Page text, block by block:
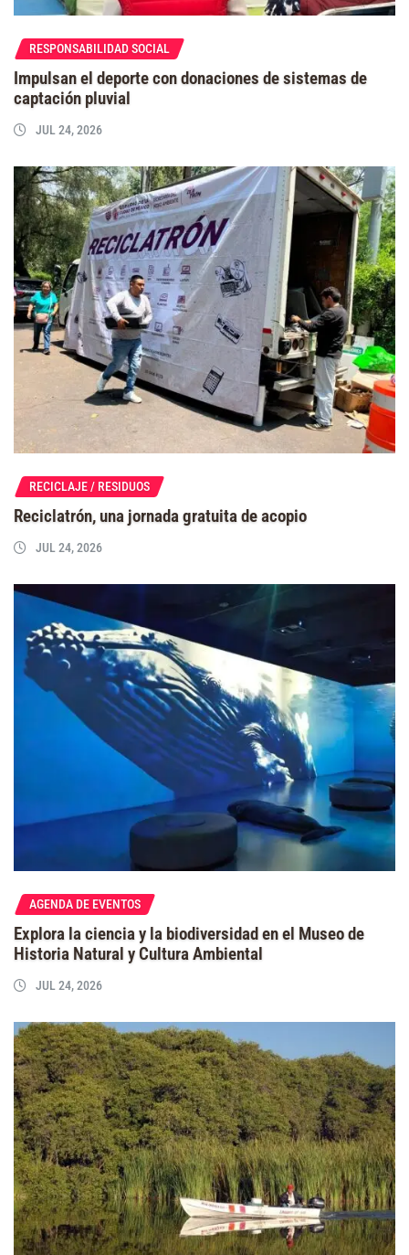
RESPONSABILIDAD SOCIAL
Impulsan el deporte con donaciones de sistemas de
captación pluvial
JUL 24, 2026
RECICLAJE / RESIDUOS
Reciclatrón, una jornada gratuita de acopio
JUL 24, 2026
AGENDA DE EVENTOS
Explora la ciencia y la biodiversidad en el Museo de
Historia Natural y Cultura Ambiental
JUL 24, 2026